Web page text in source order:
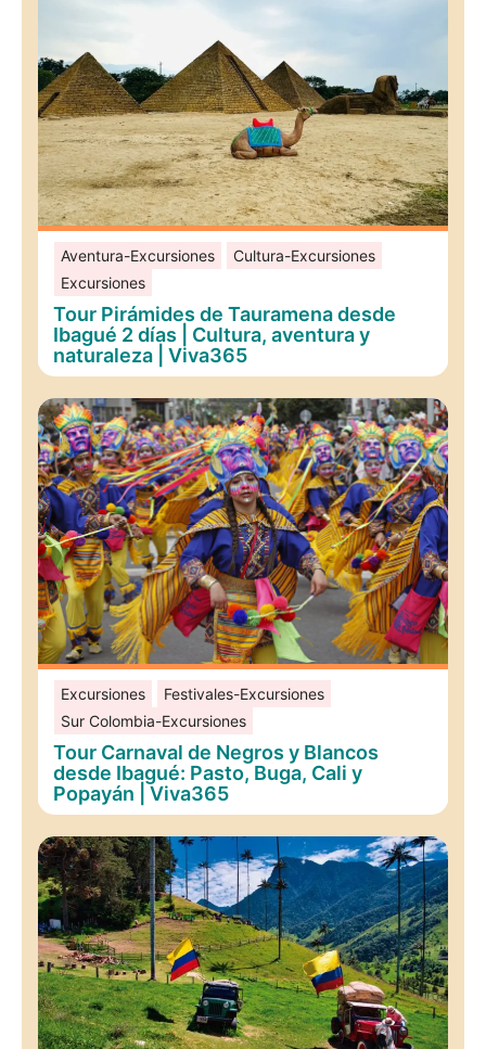
Aventura-Excursiones
Cultura-Excursiones
Excursiones
Tour Pirámides de Tauramena desde
Ibagué 2 días | Cultura, aventura y
naturaleza | Viva365
Excursiones
Festivales-Excursiones
Sur Colombia-Excursiones
Tour Carnaval de Negros y Blancos
desde Ibagué: Pasto, Buga, Cali y
Popayán | Viva365